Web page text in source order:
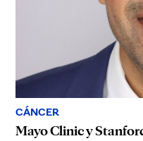
CÁNCER
Mayo Clinic y